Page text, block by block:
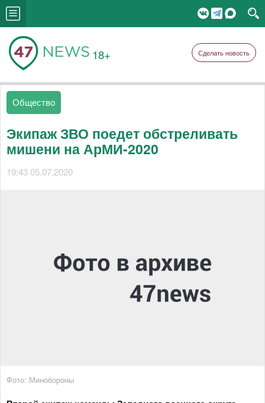
18+ Сделать новость
Общество
Экипаж ЗВО поедет обстреливать
мишени на АрМИ-2020
19:43 05.07.2020
Фото: Минобороны